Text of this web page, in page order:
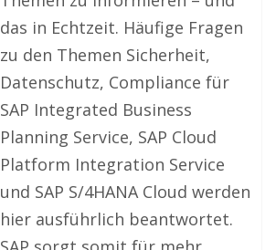
das in Echtzeit. Häufige Fragen
zu den Themen Sicherheit,
Datenschutz, Compliance für
SAP Integrated Business
Planning Service, SAP Cloud
Platform Integration Service
und SAP S/4HANA Cloud werden
hier ausführlich beantwortet.